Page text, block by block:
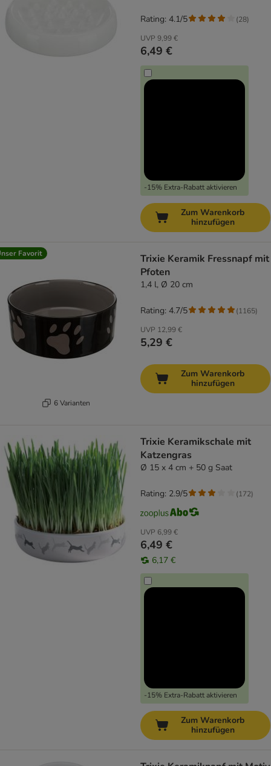
UVP 9,99 €
6,49 €
-15% Extra-Rabatt aktivieren
Rating: 4.1/5 (28)
Zum Warenkorb
hinzufügen
Favorit
6 Varianten
Trixie Keramik Fressnapf mit
Pfoten
1,4 l, Ø 20 cm
UVP 12,99 €
5,29 €
Rating: 4.7/5 (1165)
Zum Warenkorb
hinzufügen
Trixie Keramikschale mit
Katzengras
Ø 15 x 4 cm + 50 g Saat
UVP 6,99 €
6,49 €
6,17 €
-15% Extra-Rabatt aktivieren
Rating: 2.9/5 (172)
Zum Warenkorb
hinzufügen